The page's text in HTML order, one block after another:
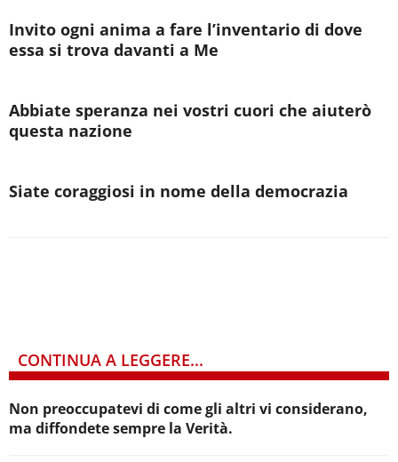
Invito ogni anima a fare l’inventario di dove
essa si trova davanti a Me
Abbiate speranza nei vostri cuori che aiuterò
questa nazione
Siate coraggiosi in nome della democrazia
CONTINUA A LEGGERE...
Non preoccupatevi di come gli altri vi considerano,
ma diffondete sempre la Verità.